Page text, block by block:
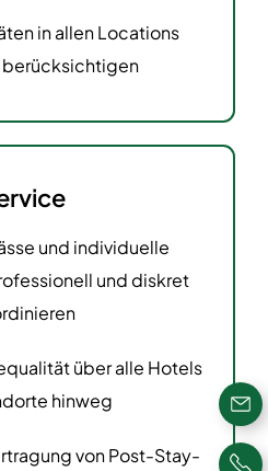
in allen Locations
berücksichtigen
und individuelle
und diskret
über alle Hotels
hinweg
von Post-Stay-